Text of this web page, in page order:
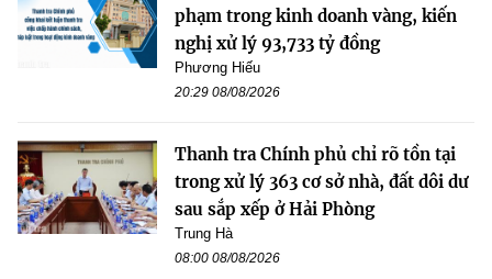
phạm trong kinh doanh vàng, kiến
nghị xử lý 93,733 tỷ đồng
Phương Hiếu
20:29 08/08/2026
Thanh tra Chính phủ chỉ rõ tồn tại
trong xử lý 363 cơ sở nhà, đất dôi dư
sau sắp xếp ở Hải Phòng
Trung Hà
08:00 08/08/2026